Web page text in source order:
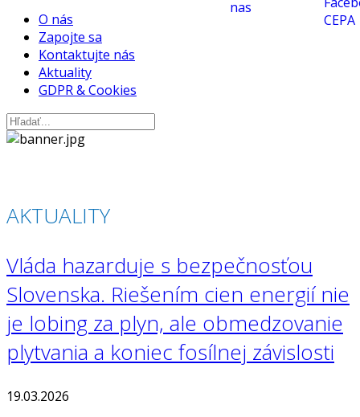
O nás
Zapojte sa
Kontaktujte nás
Aktuality
GDPR & Cookies
AKTUALITY
Vláda hazarduje s bezpečnosťou
Slovenska. Riešením cien energií nie
je lobing za plyn, ale obmedzovanie
plytvania a koniec fosílnej závislosti
19.03.2026